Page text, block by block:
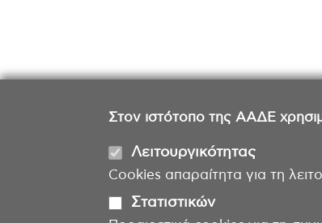
Στον ιστότοπο της ΑΑΔΕ
Λειτουργικότητας
Cookies απαραίτητα για τη
Στατιστικών